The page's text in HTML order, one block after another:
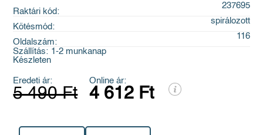
Raktári kód:
237695
Kötésmód:
spirálozott
Oldalszám:
116
Szállítás: 1-2 munkanap
Készleten
Eredeti ár:
5 490 Ft
Online ár:
4 612 Ft